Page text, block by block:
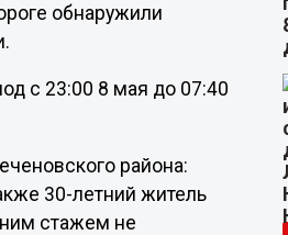
обнаружили
с 23:00 8 мая до 07:40
района:
30-летний житель
стажем не